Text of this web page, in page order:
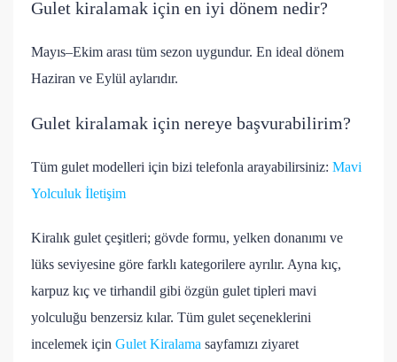
Gulet kiralamak için en iyi dönem nedir?
Mayıs–Ekim arası tüm sezon uygundur. En ideal dönem
Haziran ve Eylül aylarıdır.
Gulet kiralamak için nereye başvurabilirim?
Tüm gulet modelleri için bizi telefonla arayabilirsiniz: Mavi
Yolculuk İletişim
Kiralık gulet çeşitleri; gövde formu, yelken donanımı ve
lüks seviyesine göre farklı kategorilere ayrılır. Ayna kıç,
karpuz kıç ve tirhandil gibi özgün gulet tipleri mavi
yolculuğu benzersiz kılar. Tüm gulet seçeneklerini
incelemek için Gulet Kiralama sayfamızı ziyaret